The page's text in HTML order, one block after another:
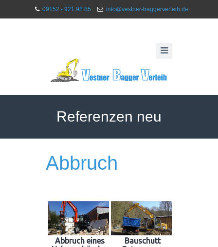
09152 - 921 98 85 info@vestner-baggerverleih.de
Referenzen neu
Abbruch
Abbruch eines
Bauschutt